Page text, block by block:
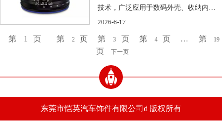
技术，广泛应用于数码外壳、收纳内
衬、电子元 […]
2026-6-17
第 1 页 第 2 页 第 3 页 第 4 页 … 第 19
页 下一页
东莞市恺英汽车饰件有限公司d 版权所有